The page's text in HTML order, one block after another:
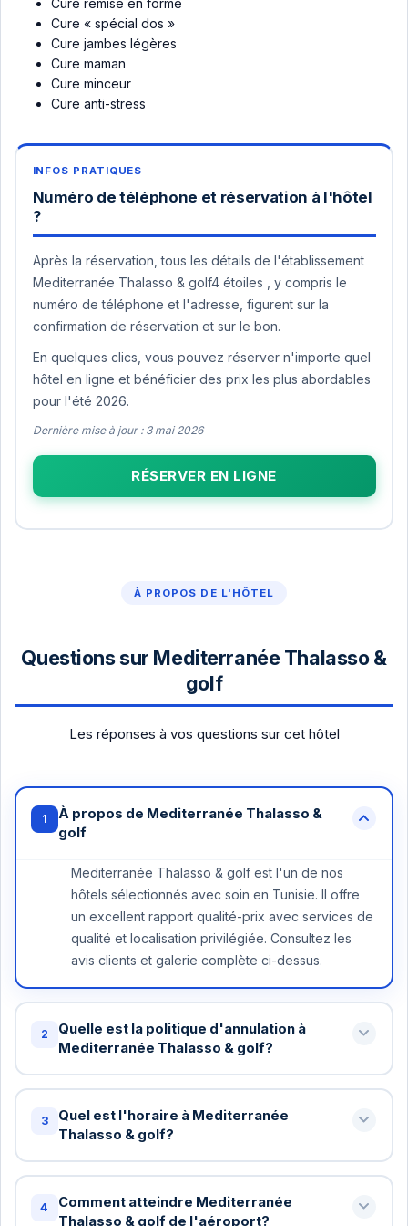
Cure « spécial dos »
Cure jambes légères
Cure maman
Cure minceur
Cure anti-stress
Numéro de téléphone et réservation à l'hôtel
?
Après la réservation, tous les détails de l'établissement
Mediterranée Thalasso & golf4 étoiles , y compris le
numéro de téléphone et l'adresse, figurent sur la
confirmation de réservation et sur le bon.
En quelques clics, vous pouvez réserver n'importe quel
hôtel en ligne et bénéficier des prix les plus abordables
pour l'été 2026.
Dernière mise à jour : 3 mai 2026
RÉSERVER EN LIGNE
À PROPOS DE L'HÔTEL
Questions sur Mediterranée Thalasso &
golf
Les réponses à vos questions sur cet hôtel
1
À propos de Mediterranée Thalasso &
golf
Mediterranée Thalasso & golf est l'un de nos
hôtels sélectionnés avec soin en Tunisie. Il offre
un excellent rapport qualité-prix avec services de
qualité et localisation privilégiée. Consultez les
avis clients et galerie complète ci-dessus.
2
Quelle est la politique d'annulation à
Mediterranée Thalasso & golf?
Annulation gratuite jusqu'à 48 heures avant votre
arrivée à Mediterranée Thalasso & golf. Au-delà,
une nuit peut être facturée. Certains tarifs
lors de la réservation.
3
Quel est l'horaire à Mediterranée
Thalasso & golf?
Check-in standard: 15h / Check-out standard: 11h
chez Mediterranée Thalasso & golf. Vous pouvez
demander un check-in anticipé ou late checkout
4
Comment atteindre Mediterranée
Thalasso & golf de l'aéroport?